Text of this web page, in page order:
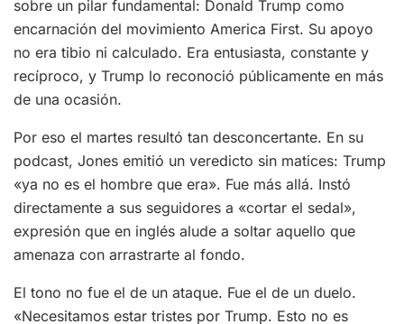
sobre un pilar fundamental: Donald Trump como
encarnación del movimiento America First. Su apoyo
no era tibio ni calculado. Era entusiasta, constante y
recíproco, y Trump lo reconoció públicamente en más
de una ocasión.
Por eso el martes resultó tan desconcertante. En su
podcast, Jones emitió un veredicto sin matices: Trump
«ya no es el hombre que era». Fue más allá. Instó
directamente a sus seguidores a «cortar el sedal»,
expresión que en inglés alude a soltar aquello que
amenaza con arrastrarte al fondo.
El tono no fue el de un ataque. Fue el de un duelo.
«Necesitamos estar tristes por Trump. Esto no es